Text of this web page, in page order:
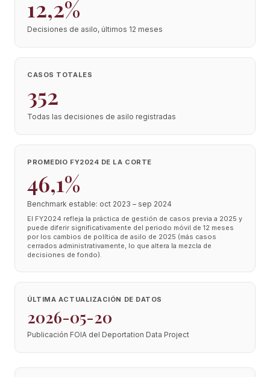
12,2%
Decisiones de asilo, últimos 12 meses
CASOS TOTALES
352
Todas las decisiones de asilo registradas
PROMEDIO FY2024 DE LA CORTE
46,1%
Benchmark estable: oct 2023 – sep 2024
El FY2024 refleja la práctica de gestión de casos previa a 2025 y
puede diferir significativamente del periodo móvil de 12 meses
por los cambios de política de asilo de 2025 (más casos
cerrados administrativamente, lo que altera la mezcla de
decisiones de fondo).
ÚLTIMA ACTUALIZACIÓN DE DATOS
2026-05-20
Publicación FOIA del Deportation Data Project